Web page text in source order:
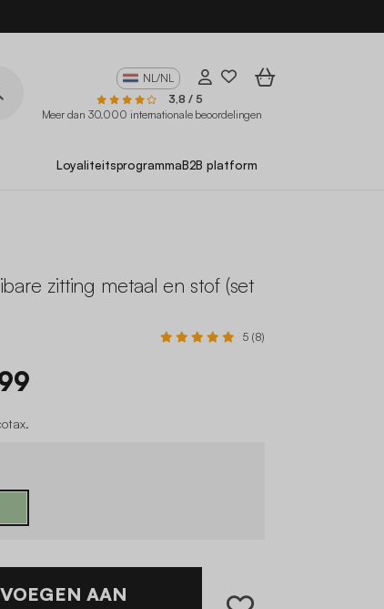
NL/NL
3,8 / 5
Meer dan 30.000 internationale beoordelingen
LoyaliteitsprogrammaB2B platform
zitting metaal en stof (set
5 (8)
.
AAN